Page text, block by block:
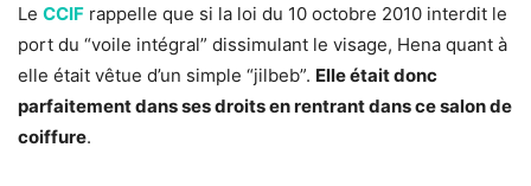
Le CCIF rappelle que si la loi du 10 octobre 2010 interdit le
port du “voile intégral” dissimulant le visage, Hena quant à
elle était vêtue d’un simple “jilbeb”. Elle était donc
parfaitement dans ses droits en rentrant dans ce salon de
coiffure.